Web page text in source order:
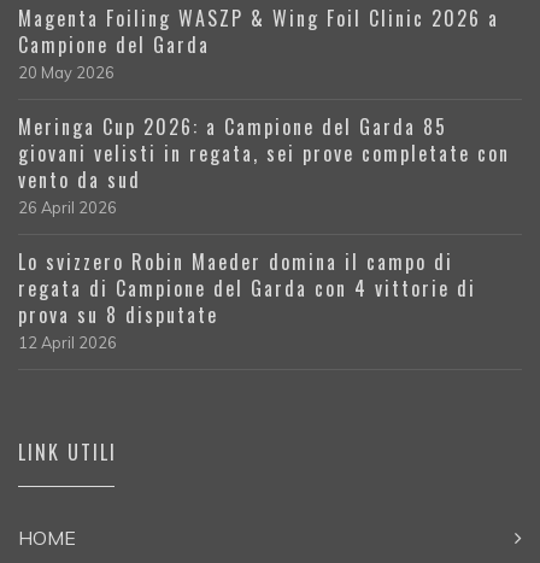
Magenta Foiling WASZP & Wing Foil Clinic 2026 a
Campione del Garda
20 May 2026
Meringa Cup 2026: a Campione del Garda 85
giovani velisti in regata, sei prove completate con
vento da sud
26 April 2026
Lo svizzero Robin Maeder domina il campo di
regata di Campione del Garda con 4 vittorie di
prova su 8 disputate
12 April 2026
LINK UTILI
HOME